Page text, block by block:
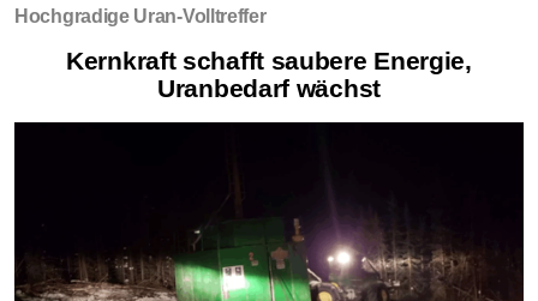
Hochgradige Uran-Volltreffer
Kernkraft schafft saubere Energie,
Uranbedarf wächst